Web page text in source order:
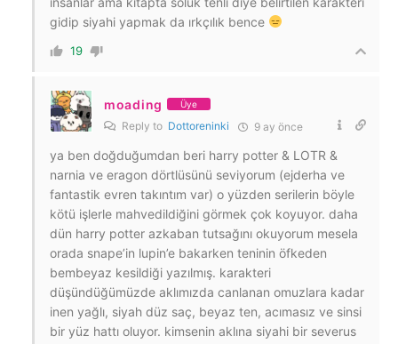
gidip siyahi yapmak da ırkçılık bence
19
moading Üye
Reply to Dottoreninki 9 ay önce
ya ben doğduğumdan beri harry potter & LOTR &
narnia ve eragon dörtlüsünü seviyorum (ejderha ve
fantastik evren takıntım var) o yüzden serilerin böyle
kötü işlerle mahvedildiğini görmek çok koyuyor. daha
dün harry potter azkaban tutsağını okuyorum mesela
orada snape’in lupin’e bakarken teninin öfkeden
bembeyaz kesildiği yazılmış. karakteri
düşündüğümüzde aklımızda canlanan omuzlara kadar
inen yağlı, siyah düz saç, beyaz ten, acımasız ve sinsi
bir yüz hattı oluyor. kimsenin aklına siyahi bir severus